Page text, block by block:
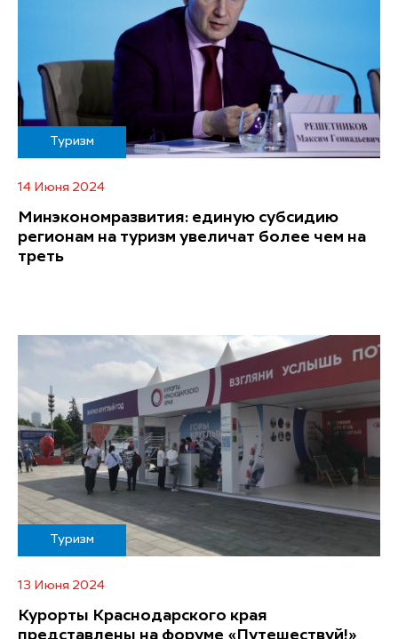
Туризм
14 Июня 2024
Минэкономразвития: единую субсидию
регионам на туризм увеличат более чем на
треть
Туризм
13 Июня 2024
Курорты Краснодарского края
представлены на форуме «Путешествуй!»